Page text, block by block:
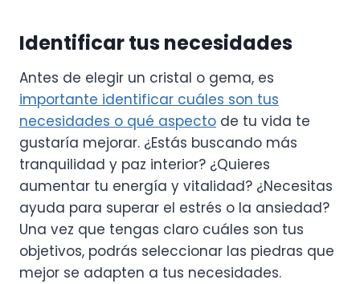
Identificar tus necesidades
Antes de elegir un cristal o gema, es
importante identificar cuáles son tus
necesidades o qué aspecto de tu vida te
gustaría mejorar. ¿Estás buscando más
tranquilidad y paz interior? ¿Quieres
aumentar tu energía y vitalidad? ¿Necesitas
ayuda para superar el estrés o la ansiedad?
Una vez que tengas claro cuáles son tus
objetivos, podrás seleccionar las piedras que
mejor se adapten a tus necesidades.